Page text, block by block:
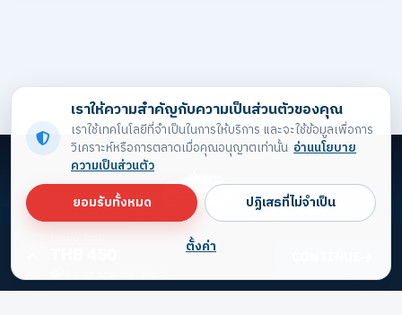
ประตูสู่เกาะสวยของประเทศไทย
เราให้ความสำคัญกับความเป็นส่วนตัวของคุณ
เราใช้เทคโนโลยีที่จำเป็นในการให้บริการ และจะใช้ข้อมูลเพื่อการ
วิเคราะห์หรือการตลาดเมื่อคุณอนุญาตเท่านั้น อ่านนโยบาย
ความเป็นส่วนตัว
ยอมรับทั้งหมด
ปฏิเสธที่ไม่จำเป็น
ตั้งค่า